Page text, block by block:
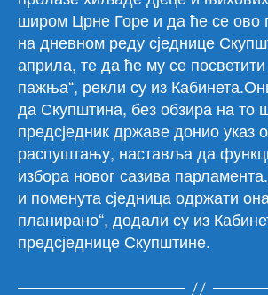
широм Црне Горе и да ће се ово
на дневном реду сједнице
априла, те да ће му се
пажња“, рекли су из
да Скупштина, без обзира на то
предсједник државе донио указ
распуштању, наставља да
избора новог сазива
и поменута сједница одржати
планирано“, додали су из
предсједнице Скупштине.